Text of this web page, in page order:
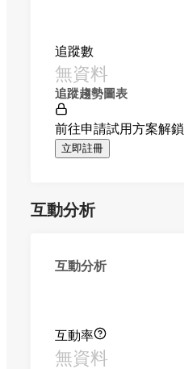
追蹤數
無資料
追蹤趨勢圖表
前往申請試用方案解鎖
立即註冊
互動分析
互動分析
互動率
無資料